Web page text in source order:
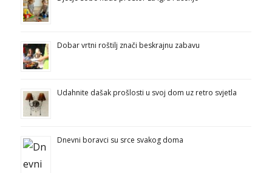
Dobar vrtni roštilj znači beskrajnu zabavu
Udahnite dašak prošlosti u svoj dom uz retro svjetla
Dnevni boravci su srce svakog doma